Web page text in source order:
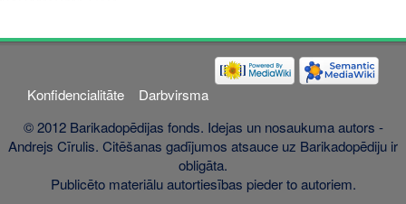
Konfidencialitāte
Darbvirsma
© 2012 Barikadopēdijas fonds. Idejas un nosaukuma autors -
Andrejs Cīrulis. Citēšanas gadījumos atsauce uz Barikadopēdiju ir
obligāta.
Publicēto materiālu autortiesības pieder to autoriem.